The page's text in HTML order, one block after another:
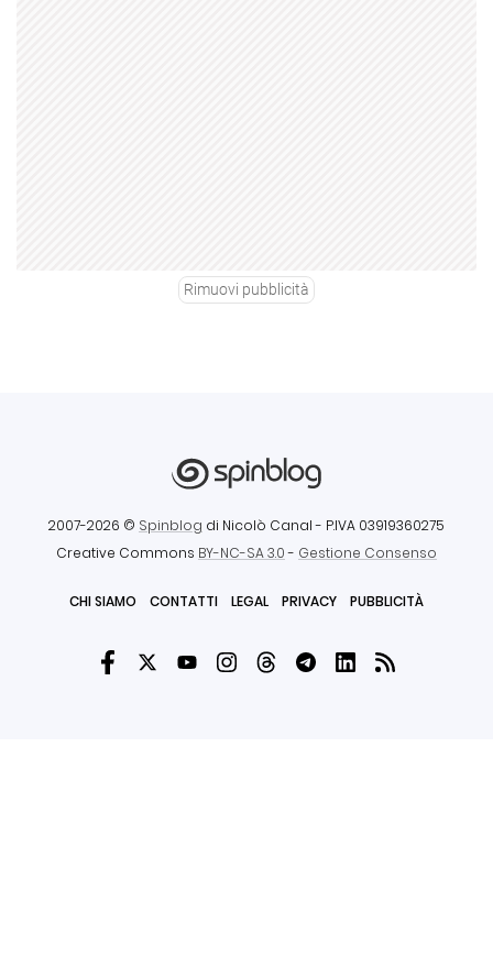
Rimuovi pubblicità
2007-2026 © Spinblog di Nicolò Canal - P.IVA 03919360275
Creative Commons BY-NC-SA 3.0- Gestione Consenso
CHI SIAMO CONTATTI LEGAL PRIVACY PUBBLICITÀ